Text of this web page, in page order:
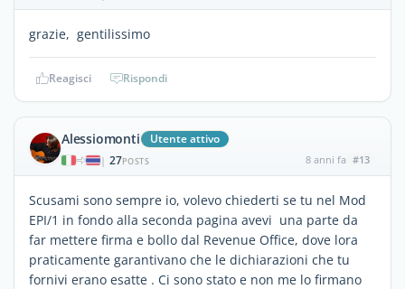
grazie, gentilissimo
Reagisci Rispondi
Alessiomonti Utente attivo
| 27POSTS 8 anni fa #13
Scusami sono sempre io, volevo chiederti se tu nel Mod
EPI/1 in fondo alla seconda pagina avevi una parte da
far mettere firma e bollo dal Revenue Office, dove lora
praticamente garantivano che le dichiarazioni che tu
fornivi erano esatte . Ci sono stato e non me lo firmano